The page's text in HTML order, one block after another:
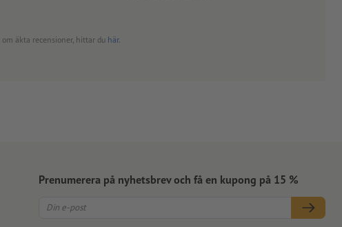
äkta recensioner, hittar du här.
Prenumerera på nyhetsbrev och få en kupong på 15 %